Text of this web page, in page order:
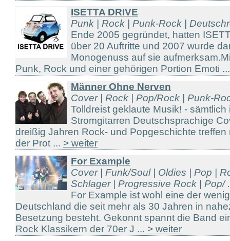
ISETTA DRIVE
Punk | Rock | Punk-Rock |
Ende 2005 gegründet, hatten
über 20 Auftritte und 2007 wurde
Monogenuss auf sie
Punk, Rock und einer gehörigen Portion Emoti
Männer Ohne Nerven
Cover | Rock | Pop/Rock | Punk-
Tolldreist geklaute Musik! -
Stromgitarren Deutschsprachige
dreißig Jahren Rock- und Popgeschichte
der Prot ... > weiter
For Example
Cover | Funk/Soul | Oldies | Pop |
Schlager | Progressive Rock | Pop/
For Example ist wohl eine der
Deutschland die seit mehr als 30 Jahren in
Besetzung besteht. Gekonnt spannt die Band
Rock Klassikern der 70er J ... > weiter